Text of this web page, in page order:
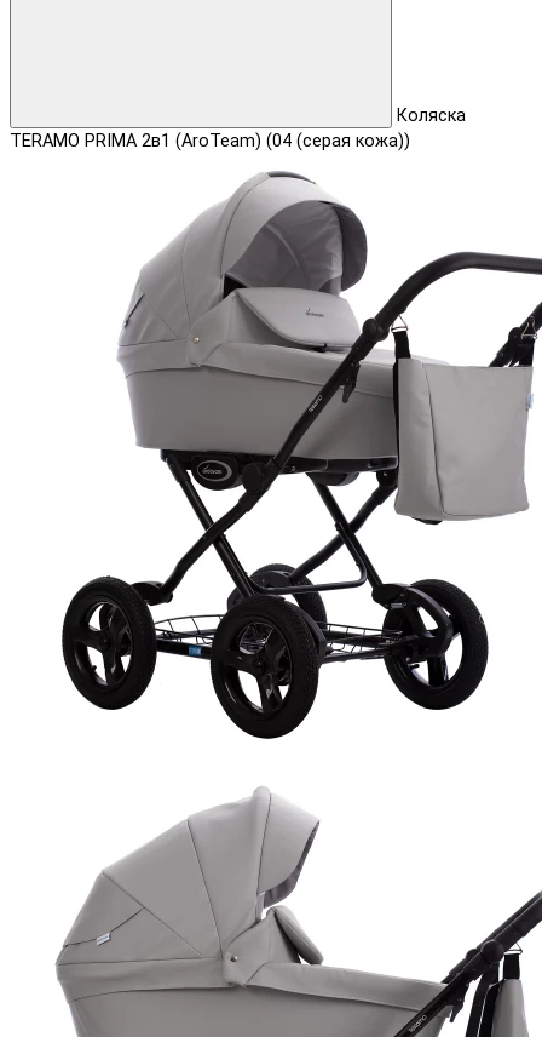
Коляска
TERAMO PRIMA 2в1 (AroTeam) (04 (серая кожа))